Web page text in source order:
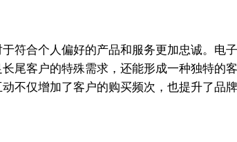
符合个人偏好的产品和服务更加忠诚。电
尾客户的特殊需求，还能形成一种独特的
不仅增加了客户的购买频次，也提升了品